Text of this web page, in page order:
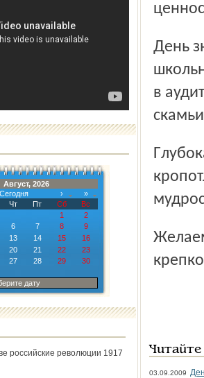
Август, 2026
Сегодня ›
»
Чт Пт Сб
Вс
1
2
6 7 8
9
13 14 15
16
20 21 22
23
27 28 29
30
дату
российские революции 1917
День знаний – это праздник молодости, праздник
в
Глубокая благодарность всем работникам образования за
Желаем радости познания нового, благополучия,
03.09.2009